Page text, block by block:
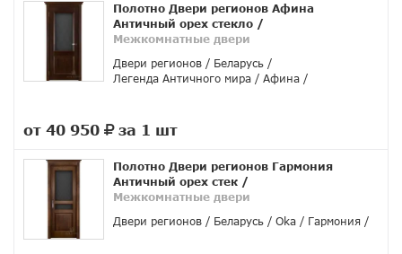
Полотно Двери регионов Афина
Античный орех стекло /
Межкомнатные двери
Двери регионов
Беларусь
Легенда Античного мира
Афина
от 40 950
за 1 шт
Полотно Двери регионов Гармония
Античный орех стек /
Межкомнатные двери
Двери регионов
Беларусь Oka Гармония